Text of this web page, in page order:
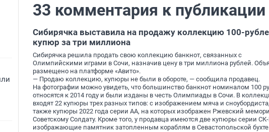
33 комментария к публикации
Сибирячка выставила на продажу коллекцию 100-
купюр за три миллиона
Сибирячка решила продать свою коллекцию банкнот, связанных с
Олимпийскими играми в Сочи, назначив цену в три миллиона рублей.
размещено на платформе «Авито».
— Продаю коллекцию, купюры не были в обороте, — сообщила продавец.
На фотографии можно увидеть, что большинство банкнот номиналом 100
относятся к 2014 году и были изданы в честь Олимпиады в Сочи. В
входят 22 купюры трех разных типов: с изображением мяча и
также купюры 2022 года серии АА, на которых изображен Ржевский
Советскому Солдату. Кроме того, у продавца имеются две купюры серии
изображающие памятник затопленным кораблям в Севастопольской